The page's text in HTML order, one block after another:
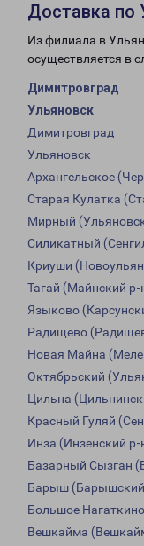
Доставка по
Из филиала в
осуществляется в
Димитровград
Ульяновск
Димитровград
Ульяновск
Архангельское
Старая Кулатка
Мирный
Силикатный
Криуши
Тагай (Майнский р-
Языково
Радищево
Новая Майна
Октябрьский
Цильна
Красный Гуляй
Инза (Инзенский р-
Базарный Сызган
Барыш
Большое
Вешкайма